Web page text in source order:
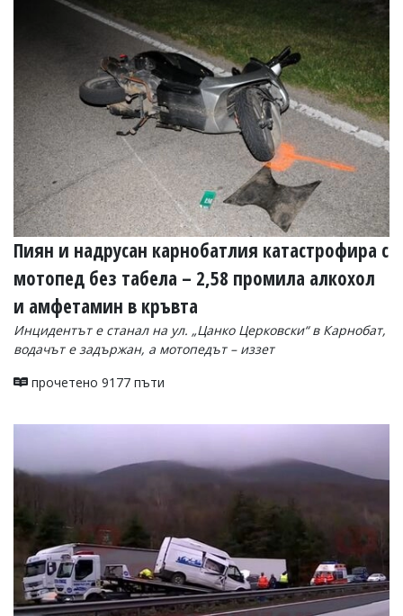
Пиян и надрусан карнобатлия катастрофира с
мотопед без табела – 2,58 промила алкохол
и амфетамин в кръвта
Инцидентът е станал на ул. „Цанко Церковски“ в Карнобат,
водачът е задържан, а мотопедът – иззет
прочетено 9177 пъти